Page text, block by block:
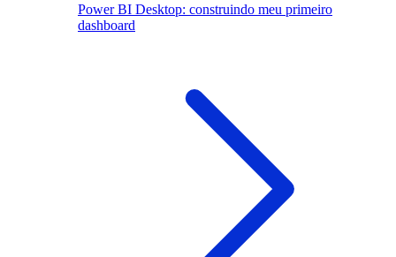
Power BI Desktop: construindo meu primeiro
dashboard